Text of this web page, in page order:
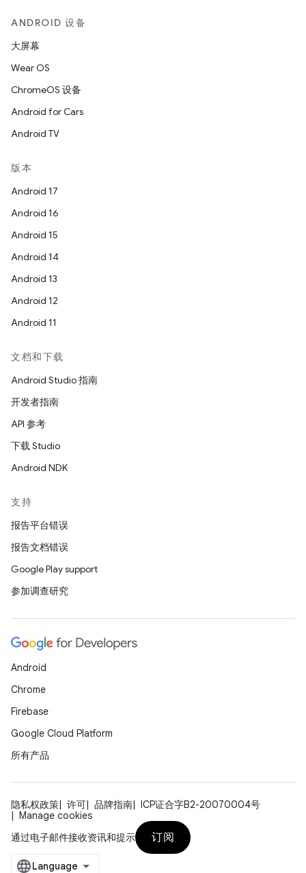
ANDROID 设备
大屏幕
Wear OS
ChromeOS 设备
Android for Cars
Android TV
版本
Android 17
Android 16
Android 15
Android 14
Android 13
Android 12
Android 11
文档和下载
Android Studio 指南
开发者指南
API 参考
下载 Studio
Android NDK
支持
报告平台错误
报告文档错误
Google Play support
参加调查研究
Android
Chrome
Firebase
Google Cloud Platform
所有产品
隐私权政策 许可 品牌指南
ICP证合字B2-20070004号
Manage cookies
通过电子邮件接收资讯和提示
订阅